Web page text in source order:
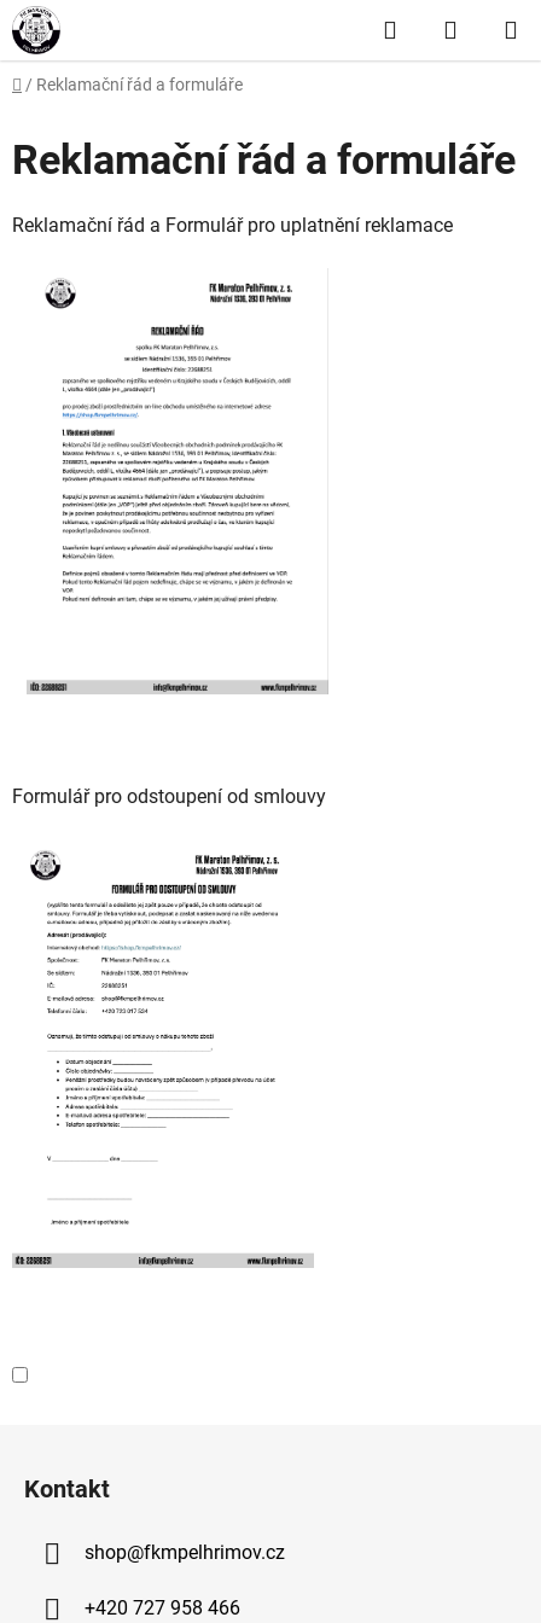
Přejít
na
obsah
Hledat
KOŠÍK
Domů
/ Reklamační řád a formuláře
Reklamační řád a formuláře
Reklamační řád a Formulář pro uplatnění reklamace
Formulář pro odstoupení od smlouvy
Kontakt
shop@fkmpelhrimov.cz
+420 727 958 466